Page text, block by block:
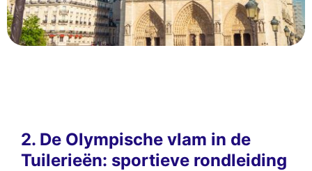
2. De Olympische vlam in de
Tuilerieën: sportieve rondleiding